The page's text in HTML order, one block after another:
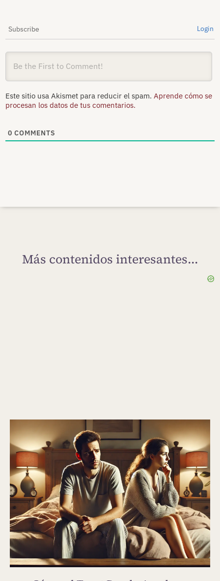
Subscribe Login
Este sitio usa Akismet para reducir el spam. Aprende cómo se
procesan los datos de tus comentarios.
0 COMMENTS
Más contenidos interesantes...